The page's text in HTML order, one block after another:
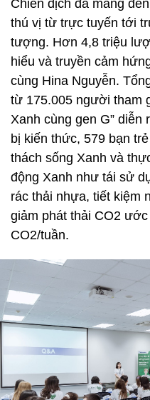
Chiến dịch đã mang
thú vị từ trực tuyến tới
tượng. Hơn 4,8 triệu
hiểu và truyền cảm
cùng Hina Nguyễn.
từ 175.005 người tham
Xanh cùng gen G”
bị kiến thức, 579 bạn
thách sống Xanh và
động Xanh như tái sử
rác thải nhựa, tiết
giảm phát thải CO2
CO2/tuần.